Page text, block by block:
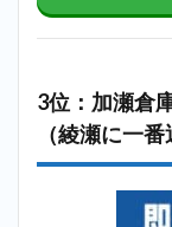
3位：加瀬倉
（綾瀬に一番